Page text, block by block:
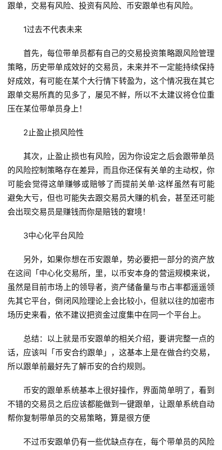
跟单，交易有风险、投资有风险、币安跟单也有风险。
1过去不代表未来
首先，每位带单员都有自己的交易投资策略跟风险管理
策略，历史带单成效好的交易员，未来并不一定能持续保持
好成效，有可能在某个大行情下转盈为，这个情况我在其它
跟单交易所真的见多了，屡见不鲜，所以不太建议将仓位重
压在某位带单员身上！
2止盈止损风险性
其次，止盈止损也有风险，因为你设定之后会跟带单员
的风险控制策略存在差异，而且你还保有关单的主动权，你
可能会觉得这单赚够或赔够了而提前关单·这样虽然有可能
避免大亏，但也可能失去跟交易员大赚的机会，甚至还可能
会出现交易员是赚钱而你是赔钱的窘境！
3中心化平台风险
另外，如果你想在币安跟单，势必要把一部分的资产放
在这间「中心化交易所，里，以币安本身的营运规模来说，
虽然是目前市场上的领导者，资产储备量与市占率都遥遥领
先其它平台，倒闭风险理论上会比较小，但就以往的加密市
场历史来看，依不建议把资金过度集中在同一个平台上。
总结：以上就是币安跟单的相关介绍，要讲完整一点的
话，应该叫「币安合约跟单」，这基本上是在做合约交易，
所以跟单前最好先了解币安的合约规则。
币安的跟单系统基本上很好操作，界面简单明了，看到
不错的交易员之后应该都能做到一键跟单，让跟单系统自动
帮你复制带单员的交易策略，算是很方便
不过币安跟单仍有一些优缺点存在，每个带单员的风险